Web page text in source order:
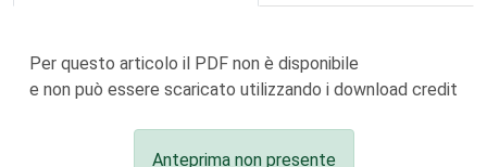
Per questo articolo il PDF non è disponibile
e non può essere scaricato utilizzando i download credit
Anteprima non presente